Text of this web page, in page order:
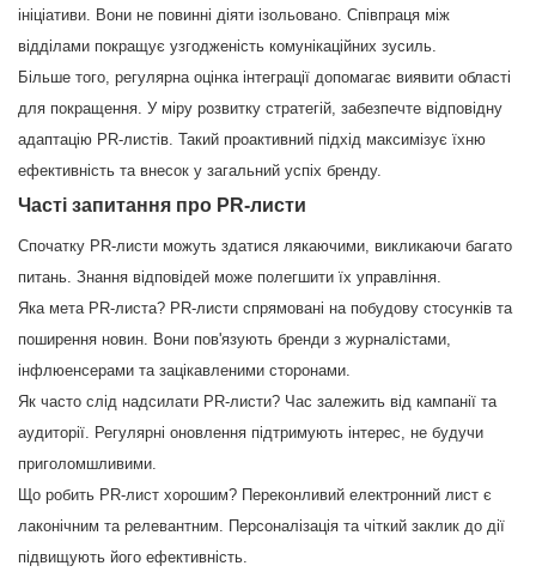
ініціативи. Вони не повинні діяти ізольовано. Співпраця між
відділами покращує узгодженість комунікаційних зусиль.
Більше того, регулярна оцінка інтеграції допомагає виявити області
для покращення. У міру розвитку стратегій, забезпечте відповідну
адаптацію PR-листів. Такий проактивний підхід максимізує їхню
ефективність та внесок у загальний успіх бренду.
Часті запитання про PR-листи
Спочатку PR-листи можуть здатися лякаючими, викликаючи багато
питань. Знання відповідей може полегшити їх управління.
Яка мета PR-листа? PR-листи спрямовані на побудову стосунків та
поширення новин. Вони пов'язують бренди з журналістами,
інфлюенсерами та зацікавленими сторонами.
Як часто слід надсилати PR-листи? Час залежить від кампанії та
аудиторії. Регулярні оновлення підтримують інтерес, не будучи
приголомшливими.
Що робить PR-лист хорошим? Переконливий електронний лист є
лаконічним та релевантним. Персоналізація та чіткий заклик до дії
підвищують його ефективність.